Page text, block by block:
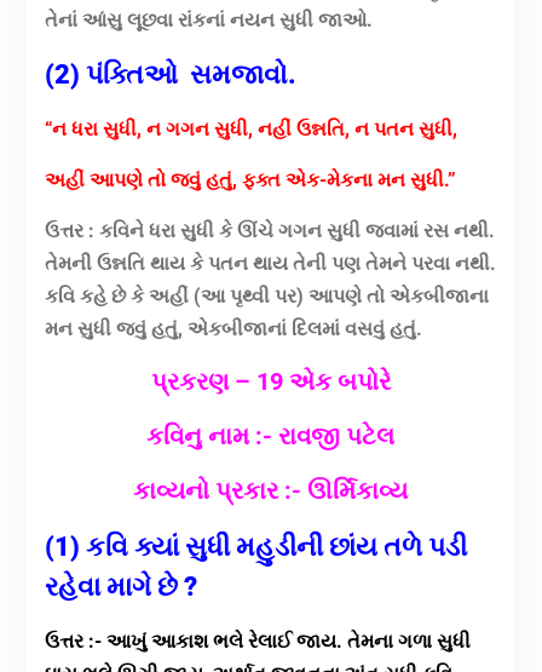
તેનાં આંસુ લૂછવા રાંકનાં નયન સુધી જાઓ.
(2) પંક્તિઓ સમજાવો.
“ન ધરા સુધી, ન ગગન સુધી, નહીં ઉન્નતિ, ન પતન સુધી,
અહીં આપણે તો જવું હતું, ફક્ત એક-મેકના મન સુધી.”
ઉત્તર : કવિને ધરા સુધી કે ઊંચે ગગન સુધી જવામાં રસ નથી.
તેમની ઉન્નતિ થાય કે પતન થાય તેની પણ તેમને પરવા નથી.
કવિ કહે છે કે અહીં (આ પૃથ્વી પર) આપણે તો એકબીજાના
મન સુધી જવું હતું, એકબીજાનાં દિલમાં વસવું હતું.
પ્રકરણ – 19 એક બપોરે
કવિનુ નામ :- રાવજી પટેલ
કાવ્યનો પ્રકાર :- ઊર્મિકાવ્ય
(1) કવિ ક્યાં સુધી મહુડીની છાંય તળે પડી
રહેવા માગે છે ?
ઉત્તર :- આખું આકાશ ભલે રેલાઈ જાય. તેમના ગળા સુધી